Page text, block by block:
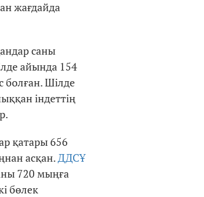
жағдайда
саны
айында 154
Шілде
індеттің
қатары 656
асқан.ДДСҰ
720 мыңға
бөлек